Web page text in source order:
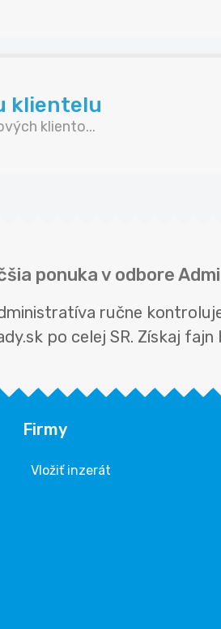
klientelu
kliento...
ponuka v odbore
ručne
po celej SR. Získaj
Firmy
Vložiť inzerát